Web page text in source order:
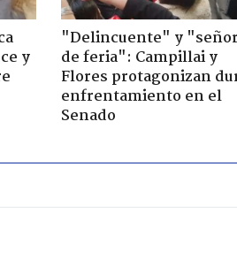
y
"Delincuente" y
de feria": Campillai y
Flores protagonizan
enfrentamiento en el
Senado